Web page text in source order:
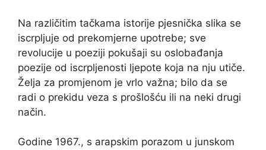
Na različitim tačkama istorije pjesnička slika se
iscrpljuje od prekomjerne upotrebe; sve
revolucije u poeziji pokušaji su oslobađanja
poezije od iscrpljenosti ljepote koja na nju utiče.
Želja za promjenom je vrlo važna; bilo da se
radi o prekidu veza s prošlošću ili na neki drugi
način.
Godine 1967., s arapskim porazom u junskom